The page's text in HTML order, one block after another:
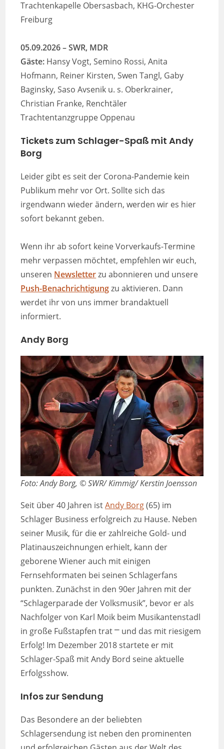
Trachtenkapelle Obersasbach, KHG-Orchester
Freiburg
05.09.2026– SWR, MDR
Gäste: Hansy Vogt, Semino Rossi, Anita
Hofmann, Reiner Kirsten, Swen Tangl, Gaby
Baginsky, Saso Avsenik u. s. Oberkrainer,
Christian Franke, Renchtäler
Trachtentanzgruppe Oppenau
Tickets zum Schlager-Spaß mit Andy
Borg
Leider gibt es seit der Corona-Pandemie kein
Publikum mehr vor Ort. Sollte sich das
irgendwann wieder ändern, werden wir es hier
sofort bekannt geben.
Wenn ihr ab sofort keine Vorverkaufs-Termine
mehr verpassen möchtet, empfehlen wir euch,
unseren Newsletterzu abonnieren und unsere
Push-Benachrichtigungzu aktivieren. Dann
werdet ihr von uns immer brandaktuell
informiert.
Andy Borg
Foto: Andy Borg, © SWR/ Kimmig/ Kerstin Joensson
Seit über 40 Jahren istAndy Borg(65) im
Schlager Business erfolgreich zu Hause. Neben
seiner Musik, für die er zahlreiche Gold- und
Platinauszeichnungen erhielt, kann der
geborene Wiener auch mit einigen
Fernsehformaten bei seinen Schlagerfans
punkten. Zunächst in den 90er Jahren mit der
“Schlagerparade der Volksmusik”, bevor er als
Nachfolger von Karl Moik beim Musikantenstadl
in große Fußstapfen trat ⎻ und das mit riesigem
Erfolg! Im Dezember 2018 startete er mit
Schlager-Spaß mit Andy Bord seine aktuelle
Erfolgsshow.
Infos zur Sendung
Das Besondere an der beliebten
Schlagersendung ist neben den prominenten